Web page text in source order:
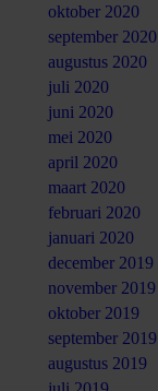
oktober 2020
september 2020
augustus 2020
juli 2020
juni 2020
mei 2020
april 2020
maart 2020
februari 2020
januari 2020
december 2019
november 2019
oktober 2019
september 2019
augustus 2019